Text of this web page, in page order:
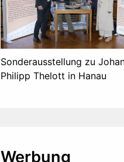
Sonderausstellung zu
Philipp Thelott in Hanau
Werbung